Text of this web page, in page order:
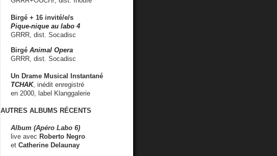
Birgé + 16 invité/e/s
Pique-nique au labo 4
GRRR, dist. Socadisc
Birgé Animal Opera
GRRR, dist. Socadisc
Un Drame Musical Instantané
TCHAK, inédit enregistré
en 2000, label Klanggalerie
AUTRES ALBUMS RÉCENTS
Album (Apéro Labo 6)
live avec Roberto Negro
et Catherine Delaunay